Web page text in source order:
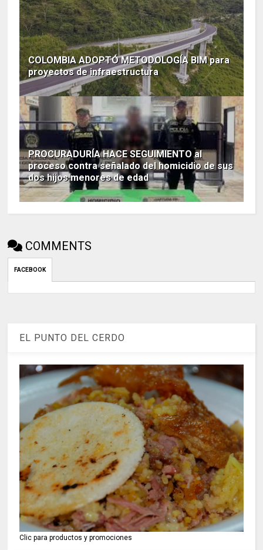
COLOMBIA ADOPTÓ METODOLOGÍA BIM para
proyectos de infraestructura
PROCURADURÍA HACE SEGUIMIENTO al
proceso contra señalado del homicidio de sus
dos hijos menores de edad
COMMENTS
FACEBOOK
EL PUNTO DEL CERDO
Clic para productos y promociones